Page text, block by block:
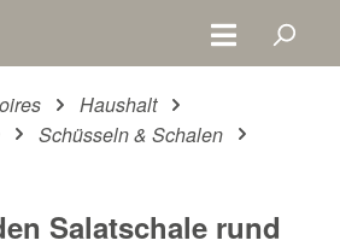
Haushalt
Schüsseln & Schalen
Salatschale rund